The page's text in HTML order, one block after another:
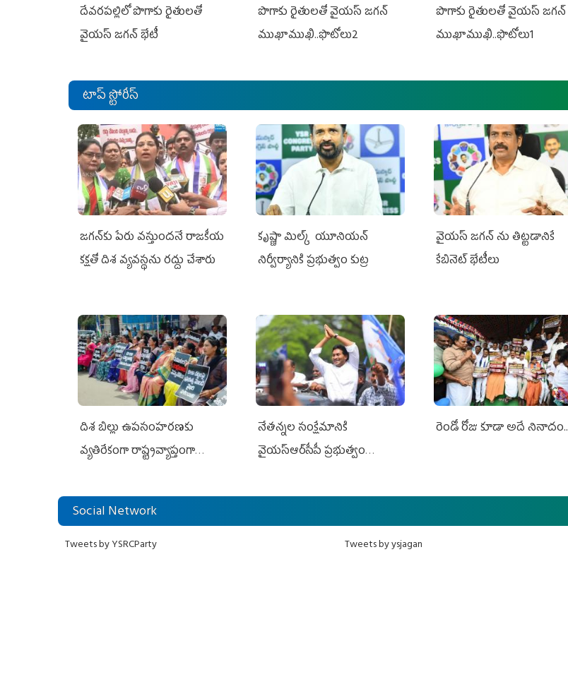
దేవరపల్లిలో పొగాకు రైతులతో
వైయస్ జగన్ భేటీ
పొగాకు రైతుల‌తో వైయ‌స్ జ‌గ‌న్
ముఖాముఖి..ఫొటోలు2
పొగాకు రైతుల‌తో వైయ‌స్ జ‌గ‌న్
ముఖాముఖి..ఫొటోలు1
టాప్ స్టోరీస్
జగన్‌కు పేరు వస్తుందనే రాజకీయ
కక్షతో దిశ వ్య‌వ‌స్థ‌ను రద్దు చేశారు
కృష్ణా మిల్క్‌ యూనియన్‌
నిర్వీర్యానికి ప్రభుత్వం కుట్ర
వైయ‌స్ జగన్‌ ను తిట్టడానికే
కేబినెట్‌ భేటీలు
దిశ బిల్లు ఉపసంహరణకు
వ్యతిరేకంగా రాష్ట్రవ్యాప్తంగా
ఆందోళనలు
నేతన్నల సంక్షేమానికి
వైయ‌స్ఆర్‌సీపీ ప్రభుత్వం
రెండో రోజు కూడా అదే నినాదం..
Social Network
Tweets by YSRCParty Tweets by ysjagan